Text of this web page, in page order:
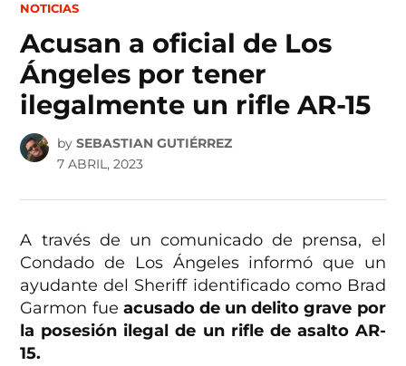
POSTED
NOTICIAS
Acusan a oficial de Los
Ángeles por tener
ilegalmente un rifle AR-15
by SEBASTIAN GUTIÉRREZ
7 ABRIL, 2023
A través de un comunicado de prensa, el
Condado de Los Ángeles informó que un
ayudante del Sheriff identificado como Brad
Garmon fue acusado de un delito grave por
la posesión ilegal de un rifle de asalto AR-
15.